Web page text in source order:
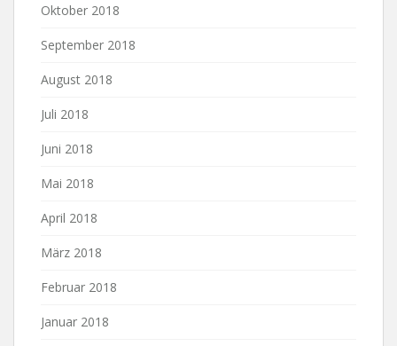
Oktober 2018
September 2018
August 2018
Juli 2018
Juni 2018
Mai 2018
April 2018
März 2018
Februar 2018
Januar 2018